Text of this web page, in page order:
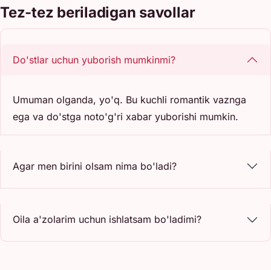
Tez-tez beriladigan savollar
Do'stlar uchun yuborish mumkinmi?
Umuman olganda, yo'q. Bu kuchli romantik vaznga
ega va do'stga noto'g'ri xabar yuborishi mumkin.
Agar men birini olsam nima bo'ladi?
Oila a'zolarim uchun ishlatsam bo'ladimi?